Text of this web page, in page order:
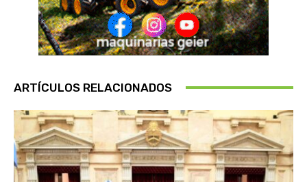
ARTÍCULOS RELACIONADOS